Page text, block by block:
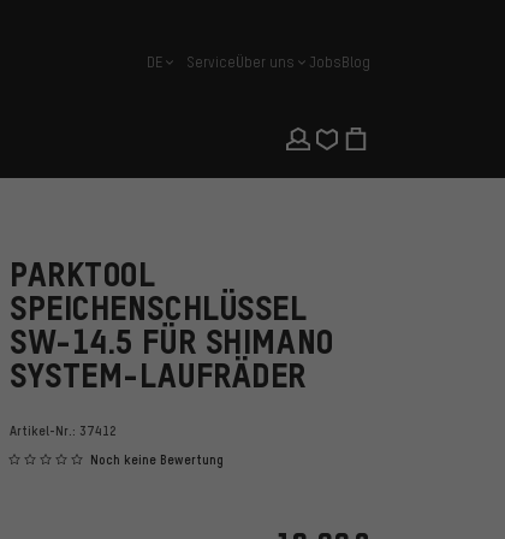
Deutsch
DE ServiceÜber uns JobsBlog
PARKTOOL
SPEICHENSCHLÜSSEL
SW-14.5 FÜR SHIMANO
SYSTEM-LAUFRÄDER
Artikel-Nr.: 37412
Noch keine Bewertung